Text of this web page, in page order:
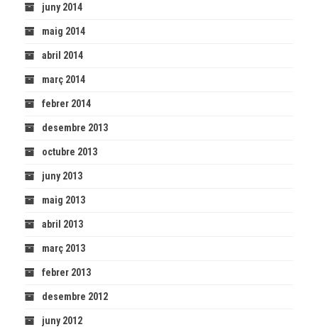
juny 2014
maig 2014
abril 2014
març 2014
febrer 2014
desembre 2013
octubre 2013
juny 2013
maig 2013
abril 2013
març 2013
febrer 2013
desembre 2012
juny 2012